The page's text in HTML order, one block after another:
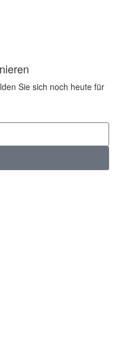
Sie sich noch heute für